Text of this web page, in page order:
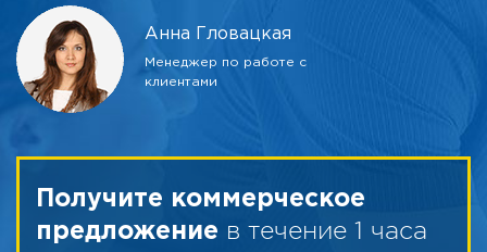
Анна Гловацкая
Менеджер по работе с
клиентами
Получите коммерческое
предложение в течение 1 часа